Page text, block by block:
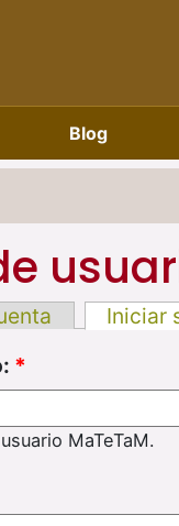
Blog
Iniciar
*
MaTeTaM.